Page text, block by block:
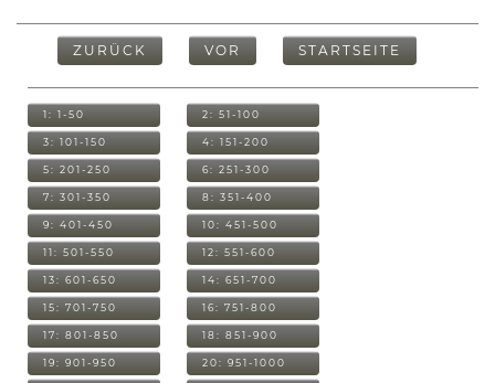
ZURÜCK VOR STARTSEITE
1: 1-50 2: 51-100
3: 101-150 4: 151-200
5: 201-250 6: 251-300
7: 301-350 8: 351-400
9: 401-450 10: 451-500
11: 501-550 12: 551-600
13: 601-650 14: 651-700
15: 701-750 16: 751-800
17: 801-850 18: 851-900
19: 901-950 20: 951-1000